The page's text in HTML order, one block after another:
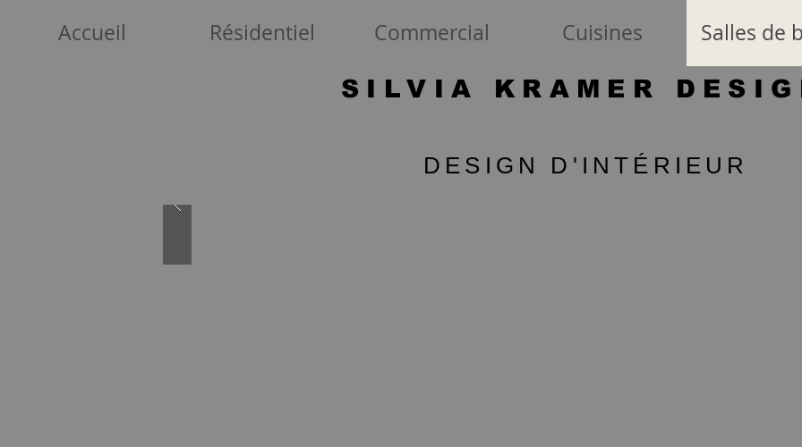
Accueil Résidentiel Commercial Cuisines Salles de
SILVIA KRAMER
DESIGN D'INTÉRIEUR